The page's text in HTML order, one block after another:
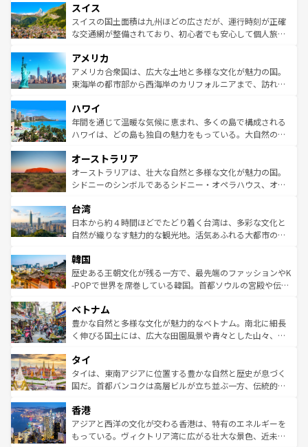
れる地方に足を運ぶとそれぞれで全く異なる文化を体験で
きるだろう。 なお、新着のフランス情報はコンテンツ一覧
を参照してほしい。
は、お酒好きな人にはぜひ体験してほしい。 なお、新着の
ドイツ情報はコンテンツ一覧を参照してほしい。
リアごとに異なる魅力がある。また、優雅なアフタヌーン
ティー、ビール好きにはたまらない英国パブ、サッカー観
戦など、本場だからこそできる体験も豊富。イギリスを旅
ンツ一覧を参照してほしい。
スイス
スイスの国土面積は九州ほどの広さだが、運行時刻が正確
な交通網が整備されており、初心者でも安心して個人旅行
の建物がそのまま残る町や、スイスならではのユニークな
博物館もあり、アルプス観光だけでなく町歩きも満喫する
ことができる。国民の所得が高いため物価も高いが、旅行
ば市内交通費無料で観光を楽しむこともできる。 なお、新
着のスイス情報はコンテンツ一覧 を参照してほしい。
アメリカ
アメリカ合衆国は、広大な土地と多様な文化が魅力の国。
東海岸の都市部から西海岸のカリフォルニアまで、訪れる
のような巨大都市は、観光、ショッピング、エンターテイ
ンメントが詰まった刺激的なスポットだ。一方、アメリカ
西部には大自然が広がり、グランドキャニオンやイエロー
部のニューオーリンズでは、音楽と美食が融合した独特の
文化が魅力。旅行者はアメリカの各地域で異なる魅力を楽
しみながら、その多様性と豊かな歴史を感じることができ
ならではの贅沢な旅のスタイルだ。 なお、新着のアメリカ
情報はコンテンツ一覧を参照してほしい。
ハワイ
年間を通じて温暖な気候に恵まれ、多くの島で構成される
ハワイは、どの島も独自の魅力をもっている。大自然の神
ワイ島は見逃せない。また、定番の観光地といえばオアフ
島だが、静かな自然を求めるならマウイ島やカウアイ島が
おすすめ。エメラルドグリーンに輝く海をはじめ、豊かな
れるおもてなしの心で訪れる人々を迎えてくれるハワイの
人々、おいしいローカルフードやハワイアンミュージッ
ク、伝統的なフラダンスなど、すべてがハワイの魅力を彩
ワイを、存分に味わってほしい。 なお、新着のハワイ情報
はコンテンツ一覧を参照してほしい。
オーストラリア
オーストラリアは、壮大な自然と多様な文化が魅力の国。
シドニーのシンボルであるシドニー・オペラハウス、オー
リアリーフや大陸中央部にそびえるウルル（エアーズロッ
ク）、タスマニアの美しい原生林やケアンズの熱帯雨林な
ど、見どころがたくさん。また、カフェやワイン、オージ
いる。アクティビティも充実しており、サーフィンやダイ
ビング、ハイキングなど、アウトドア好きにはたまらな
い。オーストラリアの多彩な魅力を存分に味わいつくそ
参照してほしい。
台湾
日本から約４時間ほどでたどり着く台湾は、多彩な文化と
自然が織りなす魅力的な観光地。活気あふれる大都市の台
ン）、静ひつな山岳地帯である台湾東部など、都市の喧騒
と山間の静けさが共存しており、訪れる人に新しい発見と
驚きをもたらしてくれる。また、奥深い台湾の食文化も魅
容にもいいと評判のスイーツなど、バラエティ豊かな料理
が味わえる。 なお、新着の台湾情報は コンテンツ一覧を参
照してほしい。
韓国
歴史ある王朝文化が残る一方で、最先端のファッションやK
-POPで世界を席巻している韓国。首都ソウルの宮殿や伝統
き、地方に足を延ばせば四季折々の自然美を楽しむことが
できる。そして、キムチや焼肉、絶品のストリートフード
まで、さまざまな韓国料理が待っている。夜には、韓国な
リティに包まれながら、韓国の多彩な魅力を心ゆくまで味
わってみてほしい。 なお、新着の韓国情報はコンテンツ一
覧を参照してほしい。
ベトナム
豊かな自然と多様な文化が魅力的なベトナム。南北に細長
く伸びる国土には、広大な田園風景や青々とした山々、世
急速な発展と共に伝統が息づく。ハノイの古い町並みやホ
ーチミン市のフランス統治時代の建物も、独特の雰囲気を
醸し出している。また、バラエティの豊かさとおいしさで
とつ。フォーやバインミー、ベトナムコーヒーなどは、ぜ
ひ現地で味わいたい。どの地域を訪れてもあたたかい人々
が旅行者を迎えてくれるので、きっと忘れられない旅にな
タイ
タイは、東南アジアに位置する豊かな自然と歴史が息づく
国だ。首都バンコクは高層ビルが立ち並ぶ一方、伝統的な
の活気が交差している。北部ではチェンマイなどの山岳地
帯で自然と触れ合い、南部ではプーケットやクラビの美し
いビーチでリゾート気分を楽しむことができる。タイ料理
香港
アジアと西洋の文化が交わる香港は、特有のエネルギーを
もっている。ヴィクトリア湾に広がる壮大な景色、近未来